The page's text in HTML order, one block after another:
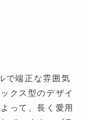
で端正な雰囲気
クス型のデザイ
って、長く愛用